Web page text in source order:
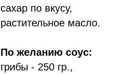
сахар по вкусу,
растительное масло.
По желанию соус:
грибы - 250 гр.,